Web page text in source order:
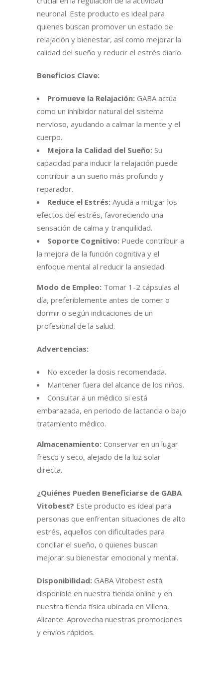
neuronal. Este producto es ideal para
quienes buscan promover un estado de
relajación y bienestar, así como mejorar la
calidad del sueño y reducir el estrés diario.
Beneficios Clave:
Promueve la Relajación: GABA actúa
como un inhibidor natural del sistema
nervioso, ayudando a calmar la mente y el
cuerpo.
Mejora la Calidad del Sueño: Su
capacidad para inducir la relajación puede
contribuir a un sueño más profundo y
reparador.
Reduce el Estrés: Ayuda a mitigar los
efectos del estrés, favoreciendo una
sensación de calma y tranquilidad.
Soporte Cognitivo: Puede contribuir a
la mejora de la función cognitiva y el
enfoque mental al reducir la ansiedad.
Modo de Empleo: Tomar 1-2 cápsulas al
día, preferiblemente antes de comer o
dormir o según indicaciones de un
profesional de la salud.
Advertencias:
No exceder la dosis recomendada.
Mantener fuera del alcance de los niños.
Consultar a un médico si está
embarazada, en periodo de lactancia o bajo
tratamiento médico.
Almacenamiento: Conservar en un lugar
fresco y seco, alejado de la luz solar
directa.
¿Quiénes Pueden Beneficiarse de GABA
Vitobest? Este producto es ideal para
personas que enfrentan situaciones de alto
estrés, aquellos con dificultades para
conciliar el sueño, o quienes buscan
mejorar su bienestar emocional y mental.
Disponibilidad: GABA Vitobest está
disponible en nuestra tienda online y en
nuestra tienda física ubicada en Villena,
Alicante. Aprovecha nuestras promociones
y envíos rápidos.